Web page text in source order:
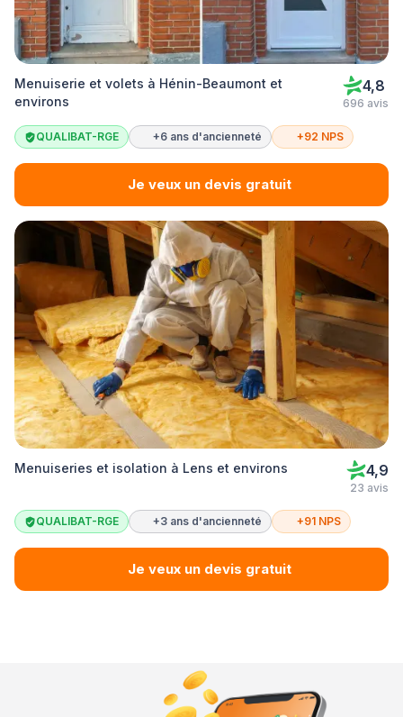
Menuiserie et volets à Hénin-Beaumont et
environs
4,8
696 avis
QUALIBAT-RGE +6 ans d'ancienneté +92 NPS
Je veux un devis gratuit
Menuiseries et isolation à Lens et environs 4,9
23 avis
QUALIBAT-RGE +3 ans d'ancienneté +91 NPS
Je veux un devis gratuit